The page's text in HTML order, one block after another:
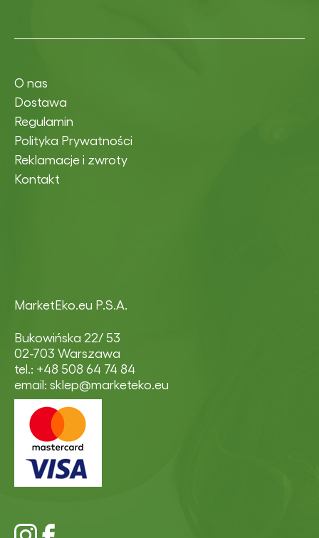
MarketEko.eu P.S.A.
Bukowińska 22/ 53
02-703 Warszawa
tel.: +48 508 64 74 84
email: sklep@marketeko.eu
O nas
Dostawa
Regulamin
Polityka Prywatności
Reklamacje i zwroty
Kontakt